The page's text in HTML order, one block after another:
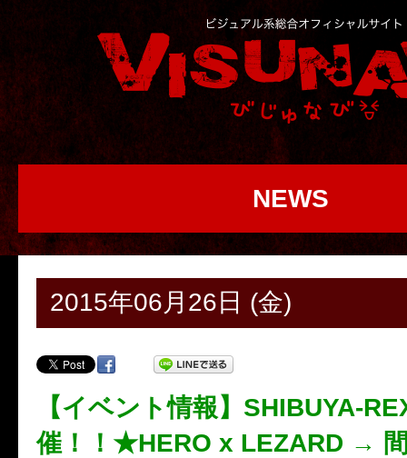
NEWS
2015年06月26日 (金)
【イベント情報】SHIBUYA-
催！！★HERO x LEZARD →